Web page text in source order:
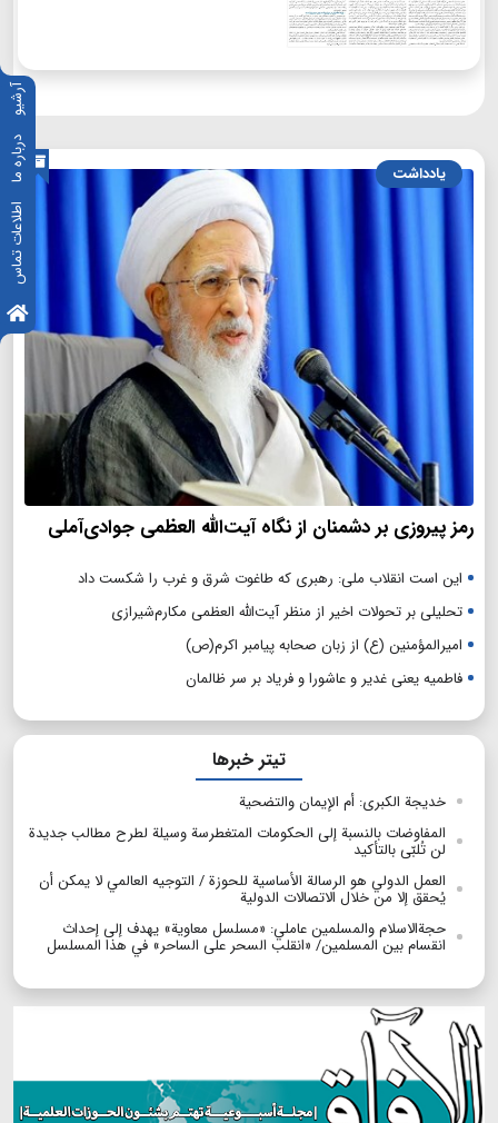
آرشیو
درباره ما
اطلاعات تماس
یادداشت
رمز پیروزی بر دشمنان از نگاه آیت‌الله العظمی جوادی‌آملی
این است انقلاب ملی: رهبری که طاغوت شرق و غرب را شکست داد
تحلیلی بر تحولات اخیر از منظر آیت‌الله العظمی مکارم‌شیرازی
امیرالمؤمنین (ع) از زبان صحابه پیامبر اکرم(ص)
فاطمیه یعنی غدیر و عاشورا و فریاد بر سر ظالمان
تیتر خبرها
خديجة الكبرى: أم الإيمان والتضحية
المفاوضات بالنسبة إلى الحكومات المتغطرسة وسيلة لطرح مطالب جديدة
لن تُلبّى بالتأكيد
العمل الدولي هو الرسالة الأساسية للحوزة / التوجيه العالمي لا يمكن أن
يُحقق إلا من خلال الاتصالات الدولية
حجةالاسلام والمسلمين عاملي: «مسلسل معاوية» يهدف إلى إحداث
انقسام بين المسلمين/ «انقلب السحر على الساحر» في هذا المسلسل